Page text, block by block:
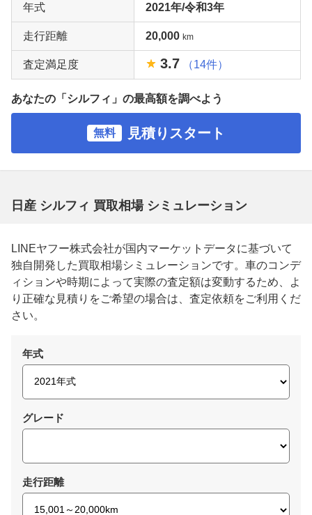
年式 2021年/令和3年
走行距離 20,000 km
査定満足度 3.7 （14件）
あなたの「シルフィ」の最高額を調べよう
無料 見積りスタート
日産 シルフィ 買取相場 シミュレーション
LINEヤフー株式会社が国内マーケットデータに基づいて
独自開発した買取相場シミュレーションです。車のコンデ
ィションや時期によって実際の査定額は変動するため、よ
り正確な見積りをご希望の場合は、査定依頼をご利用くだ
さい。
年式
グレード
走行距離